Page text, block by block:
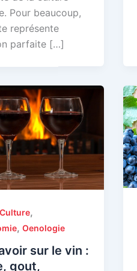
Pour beaucoup,
représente
parfaite […]
Culture,
, Oenologie
sur le vin :
gout,